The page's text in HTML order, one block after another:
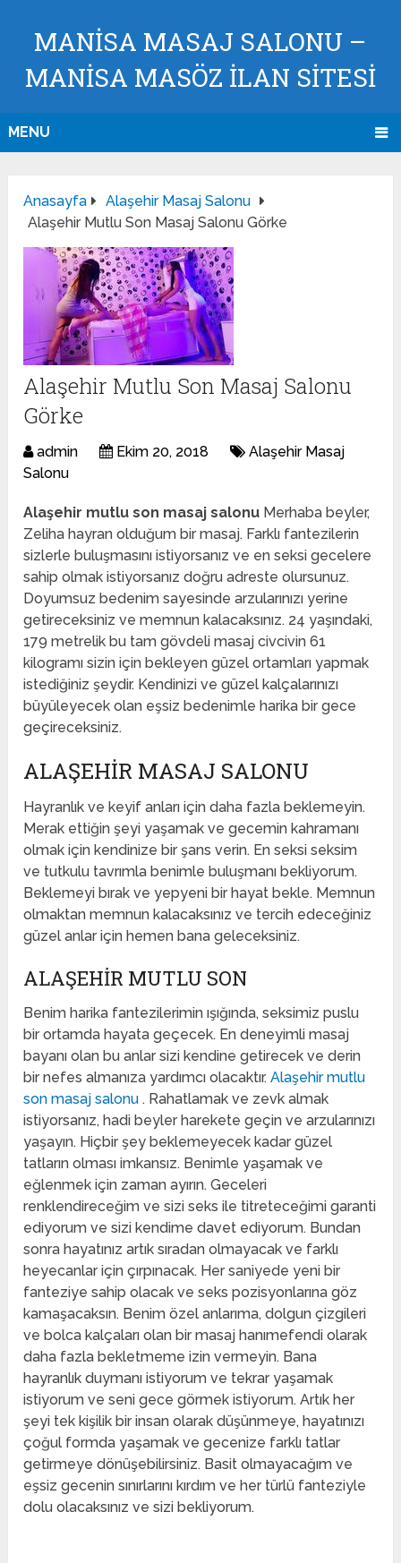
MANISA MASAJ SALONU –
MANISA MASÖZ İLAN SİTESİ
MENU
Anasayfa
Alaşehir Masaj Salonu
Alaşehir Mutlu Son Masaj Salonu Görke
Alaşehir Mutlu Son Masaj Salonu
Görke
admin Ekim 20, 2018
Alaşehir Masaj
Salonu
Alaşehir mutlu son masaj salonu Merhaba beyler,
Zeliha hayran olduğum bir masaj. Farklı fantezilerin
sizlerle buluşmasını istiyorsanız ve en seksi gecelere
sahip olmak istiyorsanız doğru adreste olursunuz.
Doyumsuz bedenim sayesinde arzularınızı yerine
getireceksiniz ve memnun kalacaksınız. 24 yaşındaki,
179 metrelik bu tam gövdeli masaj civcivin 61
kilogramı sizin için bekleyen güzel ortamları yapmak
istediğiniz şeydir. Kendinizi ve güzel kalçalarınızı
büyüleyecek olan eşsiz bedenimle harika bir gece
geçireceksiniz.
ALAŞEHIR MASAJ SALONU
Hayranlık ve keyif anları için daha fazla beklemeyin.
Merak ettiğin şeyi yaşamak ve gecemin kahramanı
olmak için kendinize bir şans verin. En seksi seksim
ve tutkulu tavrımla benimle buluşmanı bekliyorum.
Beklemeyi bırak ve yepyeni bir hayat bekle. Memnun
olmaktan memnun kalacaksınız ve tercih edeceğiniz
güzel anlar için hemen bana geleceksiniz.
ALAŞEHIR MUTLU SON
Benim harika fantezilerimin ışığında, seksimiz puslu
bir ortamda hayata geçecek. En deneyimli masaj
bayanı olan bu anlar sizi kendine getirecek ve derin
bir nefes almanıza yardımcı olacaktır.Alaşehir mutlu
son masaj salonu. Rahatlamak ve zevk almak
istiyorsanız, hadi beyler harekete geçin ve arzularınızı
yaşayın. Hiçbir şey beklemeyecek kadar güzel
tatların olması imkansız. Benimle yaşamak ve
eğlenmek için zaman ayırın. Geceleri
renklendireceğim ve sizi seks ile titreteceğimi garanti
ediyorum ve sizi kendime davet ediyorum. Bundan
sonra hayatınız artık sıradan olmayacak ve farklı
heyecanlar için çırpınacak. Her saniyede yeni bir
fanteziye sahip olacak ve seks pozisyonlarına göz
kamaşacaksın. Benim özel anlarıma, dolgun çizgileri
ve bolca kalçaları olan bir masaj hanımefendi olarak
daha fazla bekletmeme izin vermeyin. Bana
hayranlık duymanı istiyorum ve tekrar yaşamak
istiyorum ve seni gece görmek istiyorum. Artık her
şeyi tek kişilik bir insan olarak düşünmeye, hayatınızı
çoğul formda yaşamak ve gecenize farklı tatlar
getirmeye dönüşebilirsiniz. Basit olmayacağım ve
eşsiz gecenin sınırlarını kırdım ve her türlü fanteziyle
dolu olacaksınız ve sizi bekliyorum.